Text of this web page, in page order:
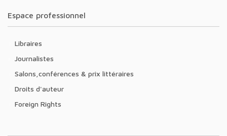
Espace professionnel
Libraires
Journalistes
Salons,conférences & prix littéraires
Droits d'auteur
Foreign Rights